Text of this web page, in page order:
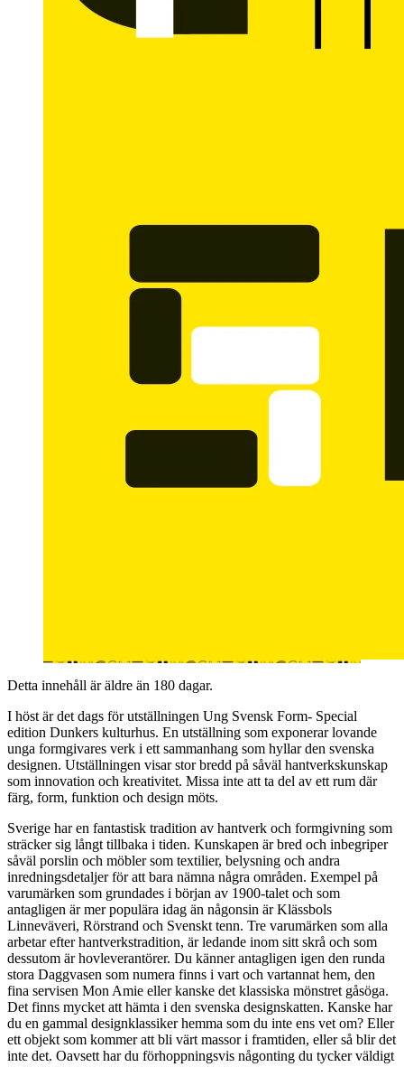
Detta innehåll är äldre än 180 dagar.
I höst är det dags för utställningen Ung Svensk Form- Special
edition Dunkers kulturhus. En utställning som exponerar lovande
unga formgivares verk i ett sammanhang som hyllar den svenska
designen. Utställningen visar stor bredd på såväl hantverkskunskap
som innovation och kreativitet. Missa inte att ta del av ett rum där
färg, form, funktion och design möts.
Sverige har en fantastisk tradition av hantverk och formgivning som
sträcker sig långt tillbaka i tiden. Kunskapen är bred och inbegriper
såväl porslin och möbler som textilier, belysning och andra
inredningsdetaljer för att bara nämna några områden. Exempel på
varumärken som grundades i början av 1900-talet och som
antagligen är mer populära idag än någonsin är Klässbols
Linneväveri, Rörstrand och Svenskt tenn. Tre varumärken som alla
arbetar efter hantverkstradition, är ledande inom sitt skrå och som
dessutom är hovleverantörer. Du känner antagligen igen den runda
stora Daggvasen som numera finns i vart och vartannat hem, den
fina servisen Mon Amie eller kanske det klassiska mönstret gåsöga.
Det finns mycket att hämta i den svenska designskatten. Kanske har
du en gammal designklassiker hemma som du inte ens vet om? Eller
ett objekt som kommer att bli värt massor i framtiden, eller så blir det
inte det. Oavsett har du förhoppningsvis någonting du tycker väldigt